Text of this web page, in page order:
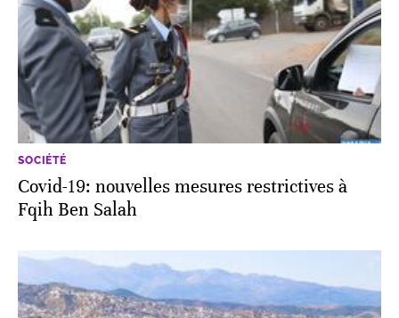
SOCIÉTÉ
Covid-19: nouvelles mesures restrictives à
Fqih Ben Salah